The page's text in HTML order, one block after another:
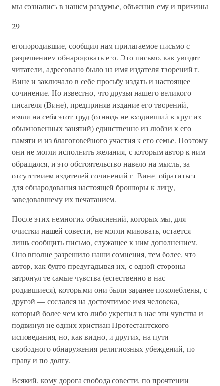
мы сознались в нашем раздумье, объяснив ему и причины
29
егопородившие, сообщил нам прилагаемое письмо с
разрешением обнародовать его. Это письмо, как увидят
читатели, адресовано было на имя издателя творений г.
Вине и заключало в себе просьбу издать и настоящее
сочинение. Но известно, что друзья нашего великого
писателя (Вине), предприняв издание его творений,
взяли на себя этот труд (отнюдь не входивший в круг их
обыкновенных занятий) единственно из любви к его
памяти и из благоговейного участия к его семье. Поэтому
они не могли исполнить желания, с которым автор к ним
обращался, и это обстоятельство навело на мысль, за
отсутствием издателей сочинений г. Вине, обратиться
для обнародования настоящей брошюры к лицу,
заведовавшему их печатанием.
После этих немногих объяснений, которых мы, для
очистки нашей совести, не могли миновать, остается
лишь сообщить письмо, служащее к ним дополнением.
Оно вполне разрешило наши сомнения, тем более, что
автор, как будто предугадывая их, с одной стороны
затронул те самые чувства (естественно в нас
родившиеся), которыми они были заранее поколеблены, с
другой — сослался на досточтимое имя человека,
который более чем кто либо укрепил в нас эти чувства и
подвинул не одних христиан Протестантского
исповедания, но, как видно, и других, на пути
свободного обнаружения религиозных убеждений, по
праву и по долгу.
Всякий, кому дорога свобода совести, по прочтении